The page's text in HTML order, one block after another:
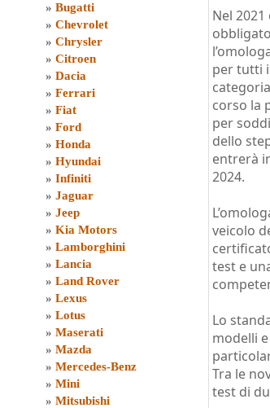
» Bugatti
» Chevrolet
» Chrysler
» Citroen
» Dacia
» Ferrari
» Fiat
» Ford
» Honda
» Hyundai
» Infiniti
» Jaguar
» Jeep
» Kia Motors
» Lamborghini
» Lancia
» Land Rover
» Lexus
» Lotus
» Maserati
» Mazda
» Mercedes-Benz
» Mini
» Mitsubishi
Nel
per tutti
corso la
per
dello
entrerà
2024.
veicolo
test e
Lo
modelli
Tra le
test di